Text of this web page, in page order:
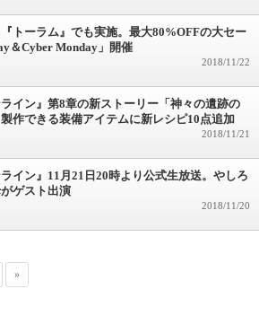
『トーラム』でも実施。最大80%OFFの大セー
＆Cyber Monday」開催
2018/11/22
ライン』第8章の新ストーリー「神々の遺跡の
作できる装備アイテムに新レシピ10点追加
2018/11/21
ライン』11月21日20時より公式生放送。やしろ
ゲスト出演
2018/11/20
»